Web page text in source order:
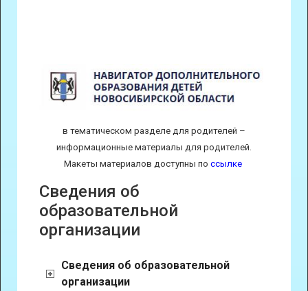
в тематическом разделе для родителей –
информационные материалы для родителей.
Макеты материалов доступны по ссылке
Сведения об
образовательной
организации
Сведения об образовательной
организации